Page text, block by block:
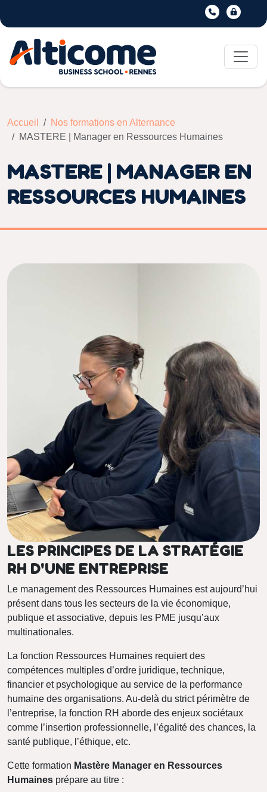
Accueil
Nos formations en Alternance
MASTERE | Manager en Ressources Humaines
MASTERE | MANAGER EN
RESSOURCES HUMAINES
LES PRINCIPES DE LA STRATÉGIE
RH D'UNE ENTREPRISE
Le management des Ressources Humaines est aujourd’hui
présent dans tous les secteurs de la vie économique,
publique et associative, depuis les PME jusqu’aux
multinationales.
La fonction Ressources Humaines requiert des
compétences multiples d’ordre juridique, technique,
financier et psychologique au service de la performance
humaine des organisations. Au-delà du strict périmètre de
l’entreprise, la fonction RH aborde des enjeux sociétaux
comme l’insertion professionnelle, l’égalité des chances, la
santé publique, l’éthique, etc.
Cette formation Mastère Manager en Ressources
Humaines prépare au titre :